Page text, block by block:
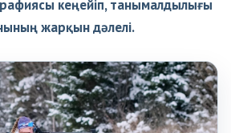
кеңейіп, танымалдылығы
жарқын дәлелі.